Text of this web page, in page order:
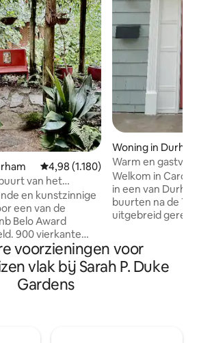
Gemiddelde beoordeling van
4,98 (1.180)
van het
arts & eats
en kunstzinnige
een van de
Belo Award
900 vierkante
fl. van 1960
op onverharde
van park.
ingang;
Woning in
Warm en gastvrij
slaapkamers
Welkom in
in een van
buurten na de
uitgebreid
samengestelde
ontspannen, te
voorzieningen voor
vlak bij Sarah P. Duke
Gardens